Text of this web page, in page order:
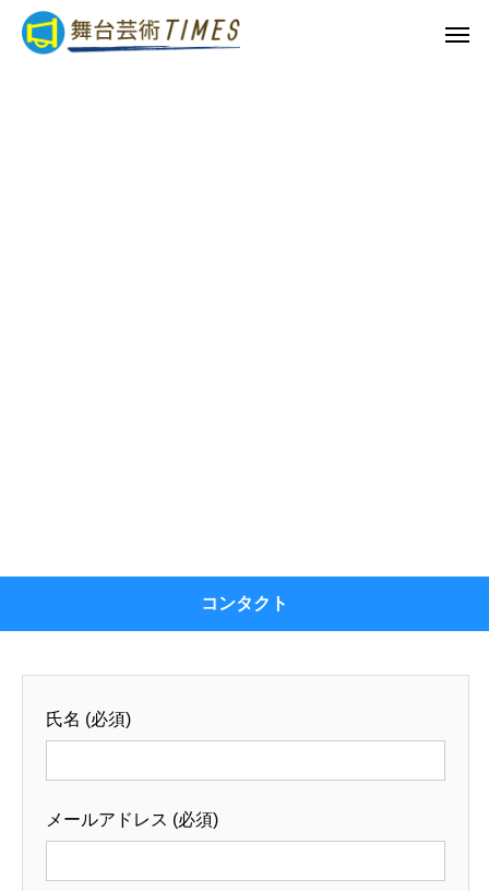
コンタクト
氏名 (必須)
メールアドレス (必須)